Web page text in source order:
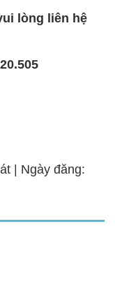
lòng liên hệ
| Ngày đăng: